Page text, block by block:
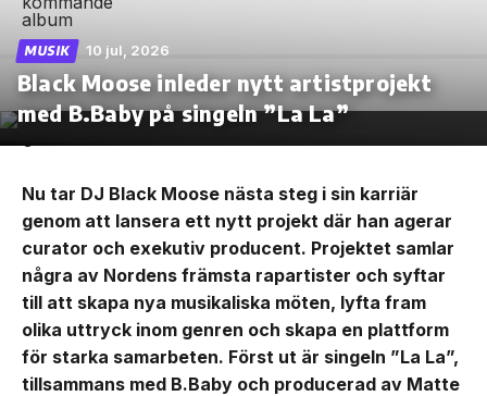
MUSIK 10 jul, 2026
Black Moose inleder nytt artistprojekt
med B.Baby på singeln ”La La”
Nu tar DJ Black Moose nästa steg i sin karriär
genom att lansera ett nytt projekt där han agerar
curator och exekutiv producent. Projektet samlar
några av Nordens främsta rapartister och syftar
till att skapa nya musikaliska möten, lyfta fram
olika uttryck inom genren och skapa en plattform
för starka samarbeten. Först ut är singeln ”La La”,
tillsammans med B.Baby och producerad av Matte